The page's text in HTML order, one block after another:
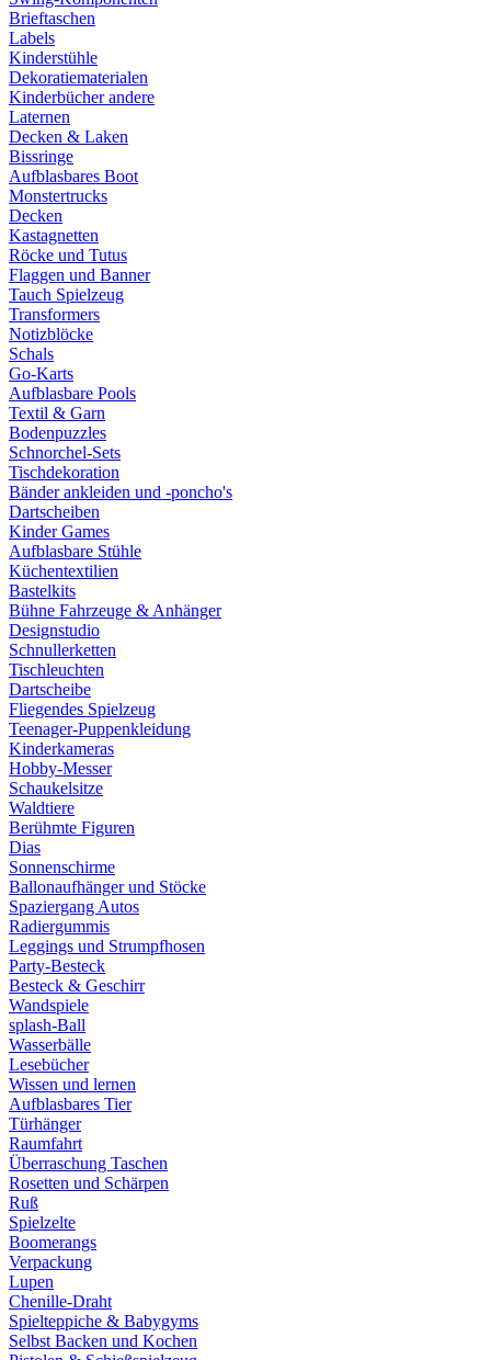
Brieftaschen
Labels
Kinderstühle
Dekoratiematerialen
Kinderbücher andere
Laternen
Decken & Laken
Bissringe
Aufblasbares Boot
Monstertrucks
Decken
Kastagnetten
Röcke und Tutus
Flaggen und Banner
Tauch Spielzeug
Transformers
Notizblöcke
Schals
Go-Karts
Aufblasbare Pools
Textil & Garn
Bodenpuzzles
Schnorchel-Sets
Tischdekoration
Bänder ankleiden und -poncho's
Dartscheiben
Kinder Games
Aufblasbare Stühle
Küchentextilien
Bastelkits
Bühne Fahrzeuge & Anhänger
Designstudio
Schnullerketten
Tischleuchten
Dartscheibe
Fliegendes Spielzeug
Teenager-Puppenkleidung
Kinderkameras
Hobby-Messer
Schaukelsitze
Waldtiere
Berühmte Figuren
Dias
Sonnenschirme
Ballonaufhänger und Stöcke
Spaziergang Autos
Radiergummis
Leggings und Strumpfhosen
Party-Besteck
Besteck & Geschirr
Wandspiele
splash-Ball
Wasserbälle
Lesebücher
Wissen und lernen
Aufblasbares Tier
Türhänger
Raumfahrt
Überraschung Taschen
Rosetten und Schärpen
Ruß
Spielzelte
Boomerangs
Verpackung
Lupen
Chenille-Draht
Spielteppiche & Babygyms
Selbst Backen und Kochen